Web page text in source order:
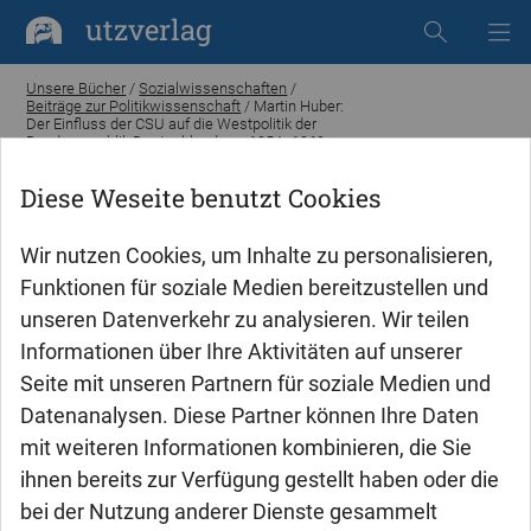
Diese Weseite benutzt Cookies
Wir nutzen Cookies, um Inhalte zu personalisieren,
Funktionen für soziale Medien bereitzustellen und
unseren Datenverkehr zu analysieren. Wir teilen
Informationen über Ihre Aktivitäten auf unserer
Seite mit unseren Partnern für soziale Medien und
Datenanalysen. Diese Partner können Ihre Daten
mit weiteren Informationen kombinieren, die Sie
ihnen bereits zur Verfügung gestellt haben oder die
bei der Nutzung anderer Dienste gesammelt
utzverlag
Unsere Bücher /Sozialwissenschaften /
Beiträge zur Politikwissenschaft / Martin Huber:
Der Einfluss der CSU auf die Westpolitik der
Bundesrepublik Deutschland von 1954–1969